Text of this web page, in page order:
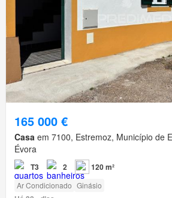
165 000 €
Casa em 7100, Estremoz, Município de
Évora
T3 2 120 m²
Ar Condicionado Ginásio